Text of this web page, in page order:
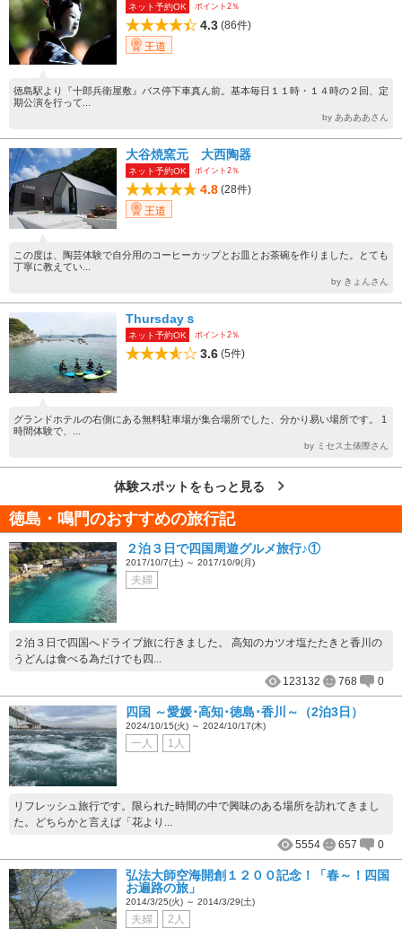
ネット予約OK ポイント2％
4.3 (86件)
王道
徳島駅より『十郎兵衛屋敷』バス停下車真ん前。基本毎日１１時・１４時の２回、定
期公演を行って...
by ああああさん
大谷焼窯元 大西陶器
ネット予約OK ポイント2％
4.8 (28件)
王道
この度は、陶芸体験で自分用のコーヒーカップとお皿とお茶碗を作りました。とても
丁寧に教えてい...
by きょんさん
Thursdayｓ
ネット予約OK ポイント2％
3.6 (5件)
グランドホテルの右側にある無料駐車場が集合場所でした、分かり易い場所です。 1
時間体験で、...
by ミセス土俵際さん
体験スポットをもっと見る
徳島・鳴門のおすすめの旅行記
２泊３日で四国周遊グルメ旅行♪①
2017/10/7(土) ～ 2017/10/9(月)
夫婦
２泊３日で四国へドライブ旅に行きました。 高知のカツオ塩たたきと香川の
うどんは食べる為だけでも四...
123132
768 0
四国 ～愛媛･高知･徳島･香川～（2泊3日）
2024/10/15(火) ～ 2024/10/17(木)
一人 1人
リフレッシュ旅行です。限られた時間の中で興味のある場所を訪れてきまし
た。どちらかと言えば「花より...
5554
657 0
弘法大師空海開創１２００記念！「春～！四国
お遍路の旅」
2014/3/25(火) ～ 2014/3/29(土)
夫婦 2人